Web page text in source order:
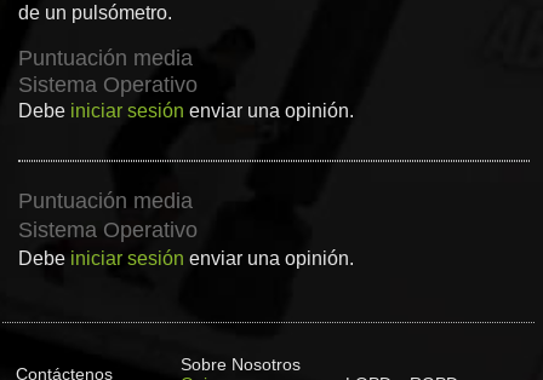
de un pulsómetro.
Puntuación media
Sistema Operativo
Debe iniciar sesión enviar una opinión.
Puntuación media
Sistema Operativo
Debe iniciar sesión enviar una opinión.
Contáctenos
Sobre Nosotros